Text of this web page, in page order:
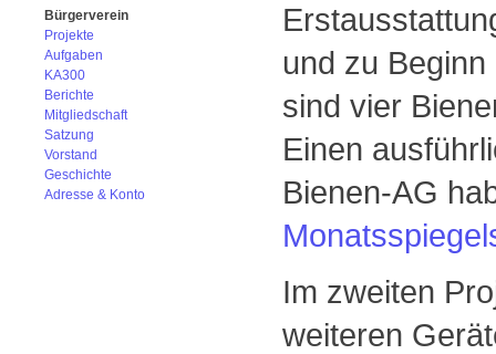
Bürgerverein
Projekte
Aufgaben
KA300
Berichte
Mitgliedschaft
Satzung
Vorstand
Geschichte
Adresse & Konto
und zu
sind vier
Einen
Bienen-AG
Im zweiten
weiteren